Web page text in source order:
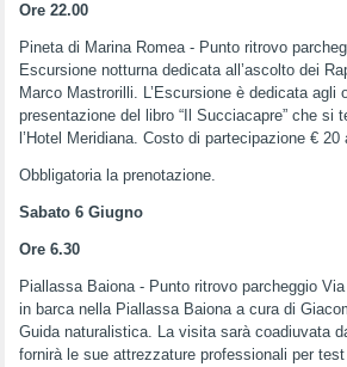
Ore 22.00
Pineta di Marina Romea - Punto ritrovo
Escursione notturna dedicata all’ascolto dei
Marco Mastrorilli. L’Escursione è dedicata agli
presentazione del libro “Il Succiacapre” che si
l’Hotel Meridiana. Costo di partecipazione € 20
Obbligatoria la prenotazione.
Sabato 6 Giugno
Ore 6.30
Piallassa Baiona - Punto ritrovo parcheggio
in barca nella Piallassa Baiona a cura di
Guida naturalistica. La visita sarà coadiuvata
fornirà le sue attrezzature professionali per